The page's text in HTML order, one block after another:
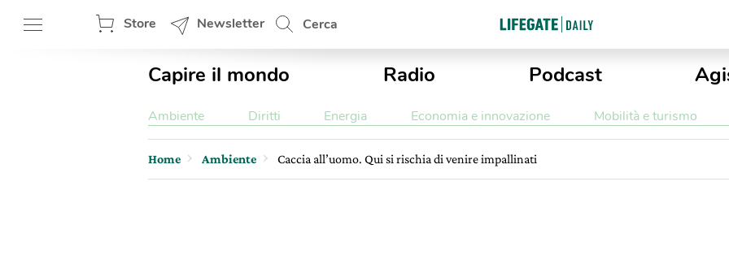
Store Newsletter Cerca
Capire il mondo Radio Podcast
Ambiente Diritti Energia Economia e innovazione Mobilità e turismo
Home Ambiente Caccia all’uomo. Qui si rischia di venire impallinati